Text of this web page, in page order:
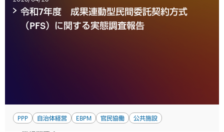
行財政・税
制上の取り
の先進事例
の調査分析
令和7年度 成果連動型民間委託契約方式
（PFS）に関する実態調査報告
PPP 自治体経営 EBPM 官民協働 公共施設